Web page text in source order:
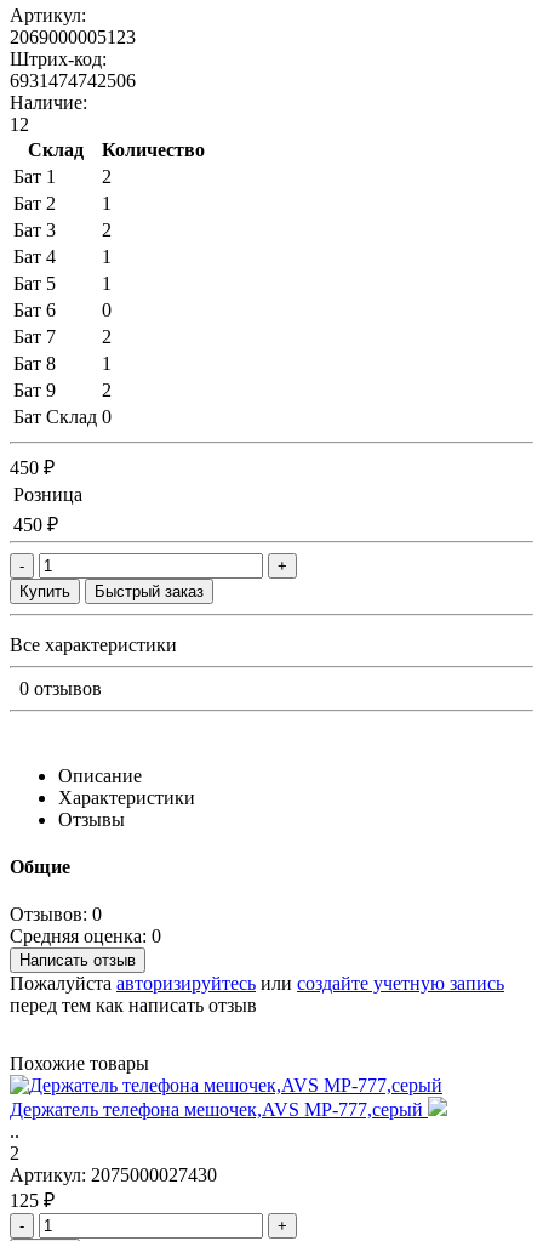
Артикул:
2069000005123
Штрих-код:
6931474742506
Наличие:
12
Склад
Количество
Бат 1
2
Бат 2
1
Бат 3
2
Бат 4
1
Бат 5
1
Бат 6
0
Бат 7
2
Бат 8
1
Бат 9
2
Бат Склад 0
450 ₽
Розница
450 ₽
-
+
Купить
Быстрый заказ
Все характеристики
0 отзывов
Описание
Характеристики
Отзывы
Общие
Отзывов: 0
Средняя оценка: 0
Написать отзыв
Пожалуйста авторизируйтесь или создайте учетную запись
перед тем как написать отзыв
Похожие товары
Держатель телефона мешочек,AVS MP-777,серый
..
2
Артикул: 2075000027430
125 ₽
-
+